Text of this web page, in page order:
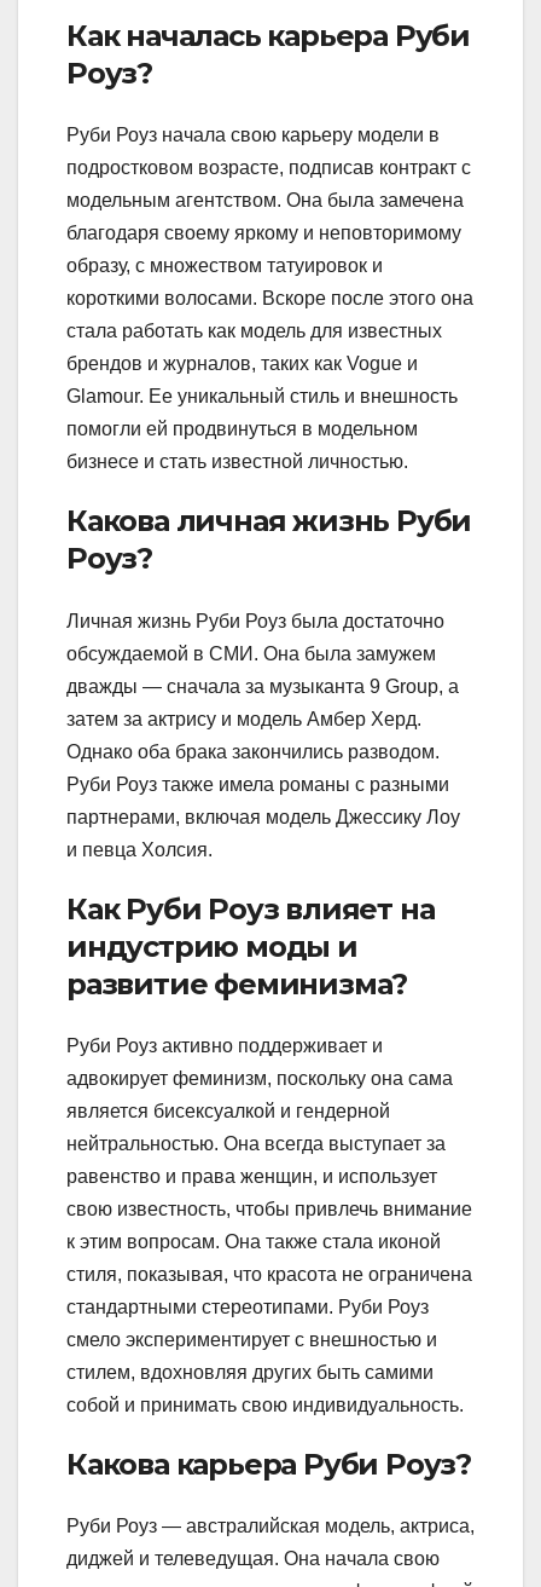
Как началась карьера Руби
Роуз?
Руби Роуз начала свою карьеру модели в
подростковом возрасте, подписав контракт с
модельным агентством. Она была замечена
благодаря своему яркому и неповторимому
образу, с множеством татуировок и
короткими волосами. Вскоре после этого она
стала работать как модель для известных
брендов и журналов, таких как Vogue и
Glamour. Ее уникальный стиль и внешность
помогли ей продвинуться в модельном
бизнесе и стать известной личностью.
Какова личная жизнь Руби
Роуз?
Личная жизнь Руби Роуз была достаточно
обсуждаемой в СМИ. Она была замужем
дважды — сначала за музыканта 9 Group, а
затем за актрису и модель Амбер Херд.
Однако оба брака закончились разводом.
Руби Роуз также имела романы с разными
партнерами, включая модель Джессику Лоу
и певца Холсия.
Как Руби Роуз влияет на
индустрию моды и
развитие феминизма?
Руби Роуз активно поддерживает и
адвокирует феминизм, поскольку она сама
является бисексуалкой и гендерной
нейтральностью. Она всегда выступает за
равенство и права женщин, и использует
свою известность, чтобы привлечь внимание
к этим вопросам. Она также стала иконой
стиля, показывая, что красота не ограничена
стандартными стереотипами. Руби Роуз
смело экспериментирует с внешностью и
стилем, вдохновляя других быть самими
собой и принимать свою индивидуальность.
Какова карьера Руби Роуз?
Руби Роуз — австралийская модель, актриса,
диджей и телеведущая. Она начала свою